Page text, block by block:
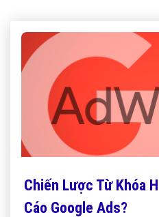
Chiến Lược Từ Khóa
Cáo Google Ads?